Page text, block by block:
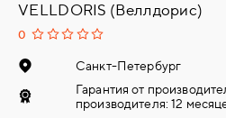
VELLDORIS (Веллдорис)
0
Санкт-Петербург
Гарантия от
производителя: 12